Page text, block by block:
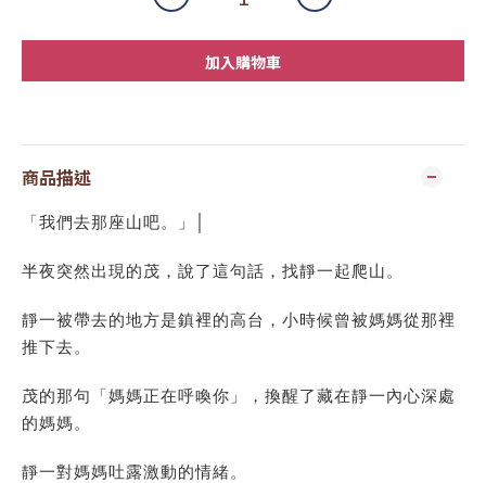
加入購物車
商品描述
「我們去那座山吧。」│
半夜突然出現的茂，說了這句話，找靜一起爬山。
靜一被帶去的地方是鎮裡的高台，小時候曾被媽媽從那裡
推下去。
茂的那句「媽媽正在呼喚你」，換醒了藏在靜一內心深處
的媽媽。
靜一對媽媽吐露激動的情緒。